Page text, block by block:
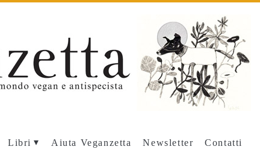
Libri Aiuta Veganzetta Newsletter Contatti